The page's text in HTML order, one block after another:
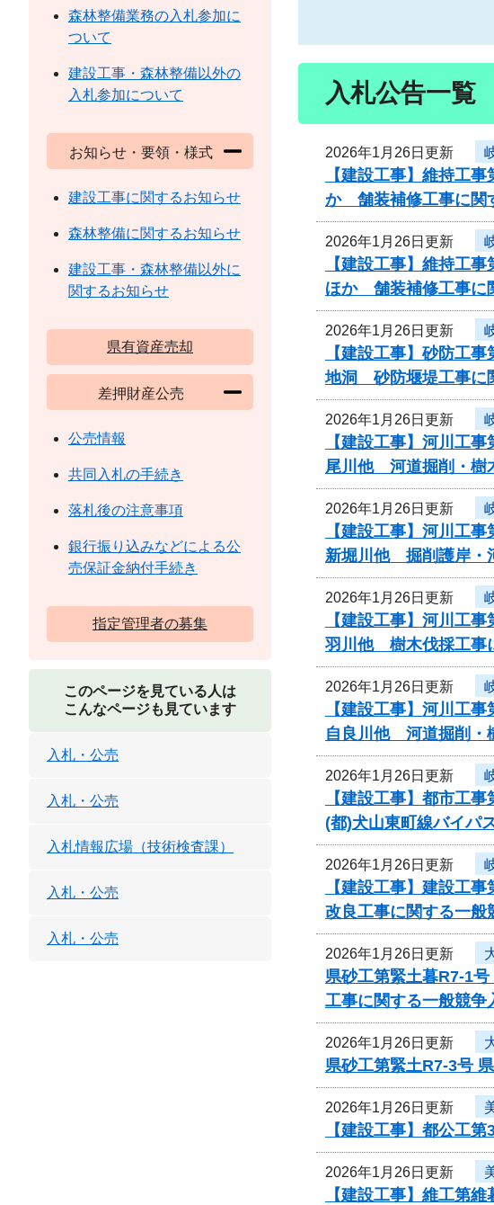
入札公告一覧
2026年1月26日更新
【建設工事】維持工
か 舗装補修工事に関
2026年1月26日更新
【建設工事】維持工
ほか 舗装補修工事に
2026年1月26日更新
【建設工事】砂防工
地洞 砂防堰堤工事に
2026年1月26日更新
【建設工事】河川工
尾川他 河道掘削・樹
2026年1月26日更新
【建設工事】河川工
新堀川他 掘削護岸・
2026年1月26日更新
【建設工事】河川工
羽川他 樹木伐採工事
2026年1月26日更新
【建設工事】河川工
自良川他 河道掘削・
2026年1月26日更新
【建設工事】都市工
(都)犬山東町線バイパ
2026年1月26日更新
【建設工事】建設工
改良工事に関する一般
2026年1月26日更新
県砂工第緊土暮R7-1
工事に関する一般競争
2026年1月26日更新
県砂工第緊土R7-3号
2026年1月26日更新
【建設工事】都公工
2026年1月26日更新
【建設工事】維工第
森林整備業務の入札参加に
ついて
建設工事・森林整備以外の
入札参加について
お知らせ・要領・様式
建設工事に関するお知らせ
森林整備に関するお知らせ
建設工事・森林整備以外に
関するお知らせ
県有資産売却
差押財産公売
公売情報
共同入札の手続き
落札後の注意事項
銀行振り込みなどによる公
売保証金納付手続き
指定管理者の募集
このページを見ている人は
こんなページも見ています
入札・公売
入札・公売
入札情報広場（技術検査課）
入札・公売
入札・公売